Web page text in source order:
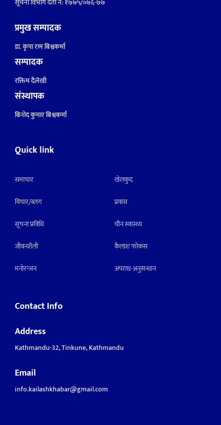
प्रमुख सम्पादक
डा. कृपा राम बिश्वकर्मा
सम्पादक
रक्तिम दैलेखी
संस्थापक
बिनोद कुमार बिश्वकर्मा
Quick link
समाचार
विचार/ब्लग
सूचना प्रविधि
जीवनशैली
मनाेरन्जन
खेलकुद
प्रवास
याैन स्वास्थ्य
कैलाश फोकस
अपराध-अनुसन्धान
Contact Info
Address
Kathmandu-32, Tinkune, Kathmandu
Email
info.kailashkhabar@gmail.com